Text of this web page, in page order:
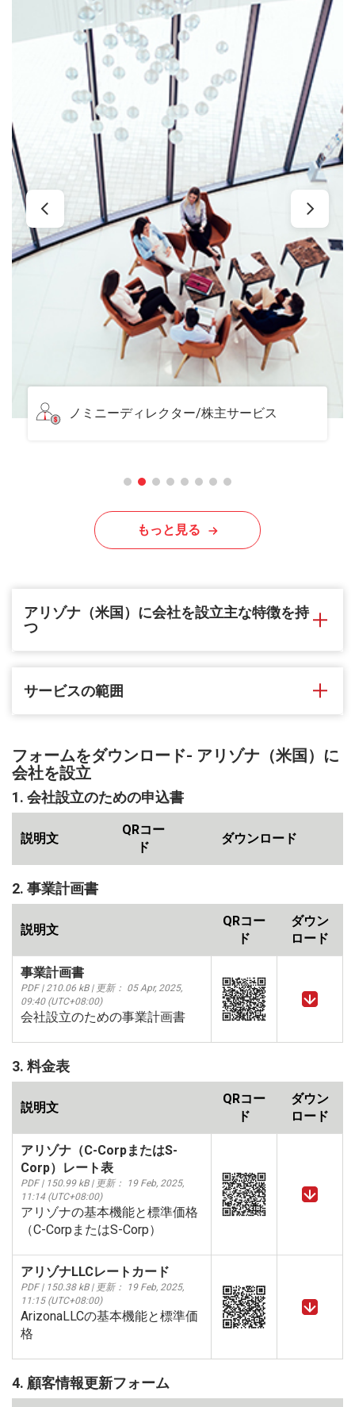
サービスオフィス
もっと見る
アリゾナ（米国）に会社を設立主な特徴を持
つ
サービスの範囲
フォームをダウンロード- アリゾナ（米国）に
会社を設立
1. 会社設立のための申込書
説明文
QRコー
ド
ダウンロード
2. 事業計画書
説明文
QRコー
ド
ダウン
ロード
事業計画書
PDF | 210.06 kB | 更新： 05 Apr, 2025,
09:40 (UTC+08:00)
会社設立のための事業計画書
3. 料金表
説明文
QRコー
ド
ダウン
ロード
アリゾナ（C-CorpまたはS-
Corp）レート表
PDF | 150.99 kB | 更新： 19 Feb, 2025,
11:14 (UTC+08:00)
アリゾナの基本機能と標準価格
（C-CorpまたはS-Corp）
アリゾナLLCレートカード
PDF | 150.38 kB | 更新： 19 Feb, 2025,
11:15 (UTC+08:00)
ArizonaLLCの基本機能と標準価
格
4. 顧客情報更新フォーム